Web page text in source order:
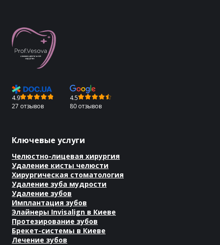
4.9
27 отзывов
4.5
80 отзывов
Ключевые услуги
Челюстно-лицевая хирургия
Удаление кисты челюсти
Хирургическая стоматология
Удаление зуба мудрости
Удаление зубов
Имплантация зубов
Элайнеры Invisalign в Киеве
Протезирование зубов
Брекет-системы в Киеве
Лечение зубов